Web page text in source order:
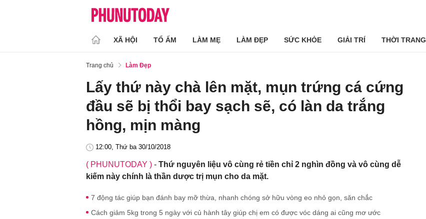
XÃ HỘI TỔ ẤM LÀM MẸ LÀM ĐẸP SỨC KHỎE GIẢI TRÍ THỜI TRANG
Trang chủ Làm Đẹp
Lấy thứ này chà lên mặt, mụn trứng cá cứng
đầu sẽ bị thổi bay sạch sẽ, có làn da trắng
hồng, mịn màng
12:00, Thứ ba 30/10/2018
( PHUNUTODAY ) - Thứ nguyên liệu vô cùng rẻ tiền chỉ 2 nghìn đồng và vô cùng dễ
kiếm này chính là thần dược trị mụn cho da mặt.
7 động tác giúp bạn đánh bay mỡ thừa, nhanh chóng sở hữu vòng eo nhỏ gọn, săn chắc
Cách giảm 5kg trong 5 ngày với củ hành tây giúp chị em có được vóc dáng ai cũng mơ ước